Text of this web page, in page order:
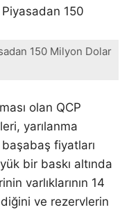
150 Milyon Dolar
olan QCP
yarılanma
başabaş fiyatları
bir baskı altında
varlıklarının 14
ve rezervlerin